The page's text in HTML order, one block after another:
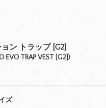
ン トラップ [G2]
EVO TRAP VEST [G2])
ズ